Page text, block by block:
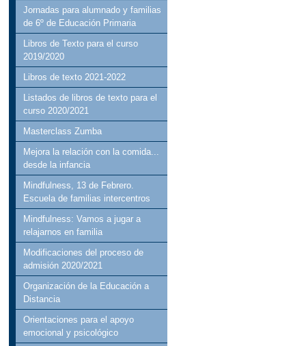
Jornadas para alumnado y familias
de 6º de Educación Primaria
Libros de Texto para el curso
2019/2020
Libros de texto 2021-2022
Listados de libros de texto para el
curso 2020/2021
Masterclass Zumba
Mejora la relación con la comida...
desde la infancia
Mindfulness, 13 de Febrero.
Escuela de familias intercentros
Mindfulness: Vamos a jugar a
relajarnos en familia
Modificaciones del proceso de
admisión 2020/2021
Organización de la Educación a
Distancia
Orientaciones para el apoyo
emocional y psicológico